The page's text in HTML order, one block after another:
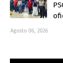
Agosto 06, 2026